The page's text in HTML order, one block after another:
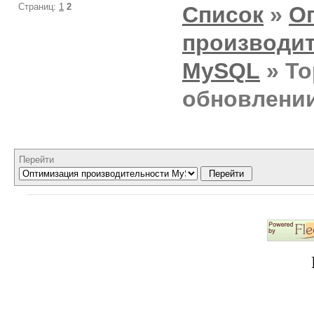
Страниц: 1 2 Список »
MySQL »
Перейти